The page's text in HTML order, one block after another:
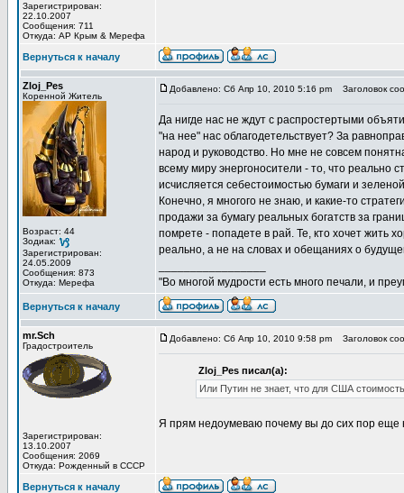
Зарегистрирован:
22.10.2007
Сообщения: 711
Откуда: АР Крым & Мерефа
Вернуться к началу
Zloj_Pes
Коренной Житель
Возраст: 44
Зодиак:
Зарегистрирован:
24.05.2009
Сообщения: 873
Откуда: Мерефа
Добавлено: Сб Апр 10, 2010 5:16 pm Заголовок
Да нигде нас не ждут с распростертыми
"на нее" нас облагодетельствует? За
народ и руководство. Но мне не совсем
всему миру энергоносители - то, что
исчисляется себестоимостью бумаги и
Конечно, я многого не знаю, и какие-то
продажи за бумагу реальных богатств за
помрете - попадете в рай. Те, кто хочет жить
реально, а не на словах и обещаниях о
"Во многой мудрости есть много печали, и
Вернуться к началу
mr.Sch
Градостроитель
Зарегистрирован:
13.10.2007
Сообщения: 2069
Откуда: Рожденный в СССР
Добавлено: Сб Апр 10, 2010 9:58 pm Заголовок
Zloj_Pes писал(а):
Или Путин не знает, что для США
Я прям недоумеваю почему вы до сих пор еще
Вернуться к началу